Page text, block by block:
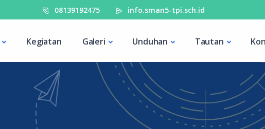
08139192475 info.sman5-tpi.sch.id
Kegiatan Galeri Unduhan Tautan